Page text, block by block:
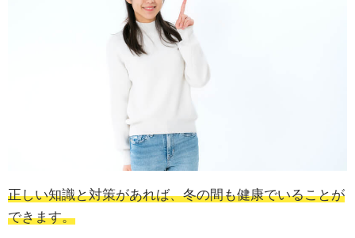
正しい知識と対策があれば、冬の間も健康でいることが
できます。